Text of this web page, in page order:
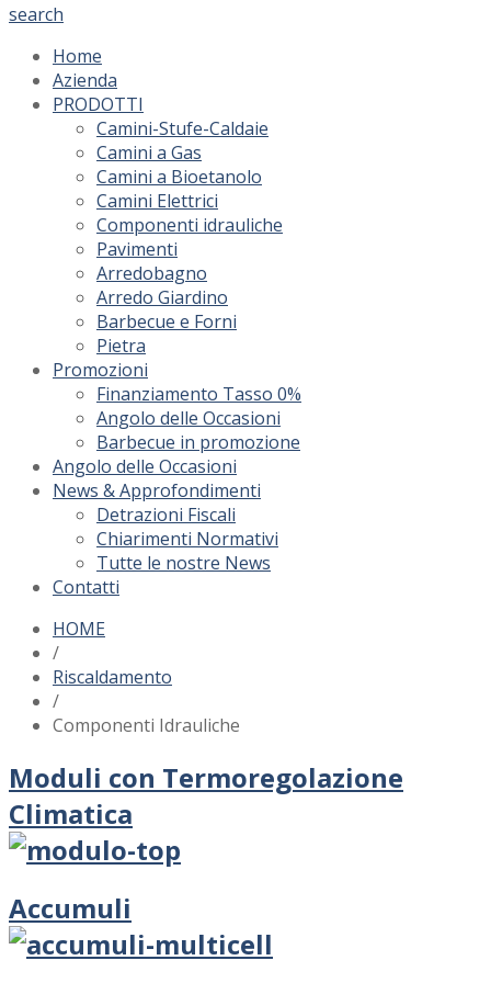
search
Home
Azienda
PRODOTTI
Camini-Stufe-Caldaie
Camini a Gas
Camini a Bioetanolo
Camini Elettrici
Componenti idrauliche
Pavimenti
Arredobagno
Arredo Giardino
Barbecue e Forni
Pietra
Promozioni
Finanziamento Tasso 0%
Angolo delle Occasioni
Barbecue in promozione
Angolo delle Occasioni
News & Approfondimenti
Detrazioni Fiscali
Chiarimenti Normativi
Tutte le nostre News
Contatti
HOME
/
Riscaldamento
/
Componenti Idrauliche
Moduli con Termoregolazione
Climatica
Accumuli